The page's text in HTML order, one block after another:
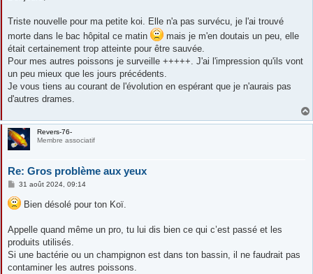
g
Triste nouvelle pour ma petite koi. Elle n'a pas survécu, je l'ai trouvé
morte dans le bac hôpital ce matin
mais je m'en doutais un peu, elle
était certainement trop atteinte pour être sauvée.
Pour mes autres poissons je surveille +++++. J'ai l'impression qu'ils vont
un peu mieux que les jours précédents.
Je vous tiens au courant de l'évolution en espérant que je n'aurais pas
d'autres drames.
Revers-76-
Membre associatif
Re: Gros problème aux yeux
M
s
s
e
31 août 2024, 09:14
Bien désolé pour ton Koï.
Appelle quand même un pro, tu lui dis bien ce qui c’est passé et les
produits utilisés.
Si une bactérie ou un champignon est dans ton bassin, il ne faudrait pas
contaminer les autres poissons.